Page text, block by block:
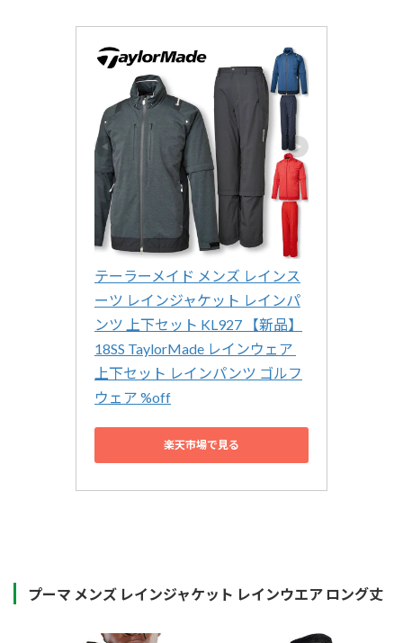
テーラーメイド メンズ レインス
ーツ レインジャケット レインパ
ンツ 上下セット KL927 【新品】
18SS TaylorMade レインウェア
上下セット レインパンツ ゴルフ
ウェア %off
楽天市場で見る
プーマ メンズ レインジャケット レインウエア ロング丈